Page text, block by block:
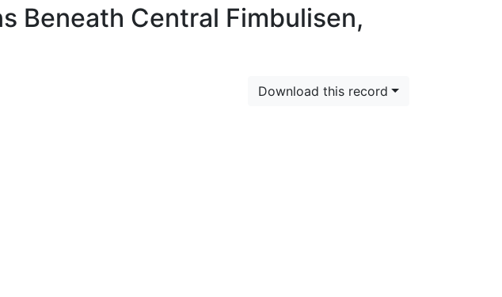
Beneath Central Fimbulisen,
Download this record